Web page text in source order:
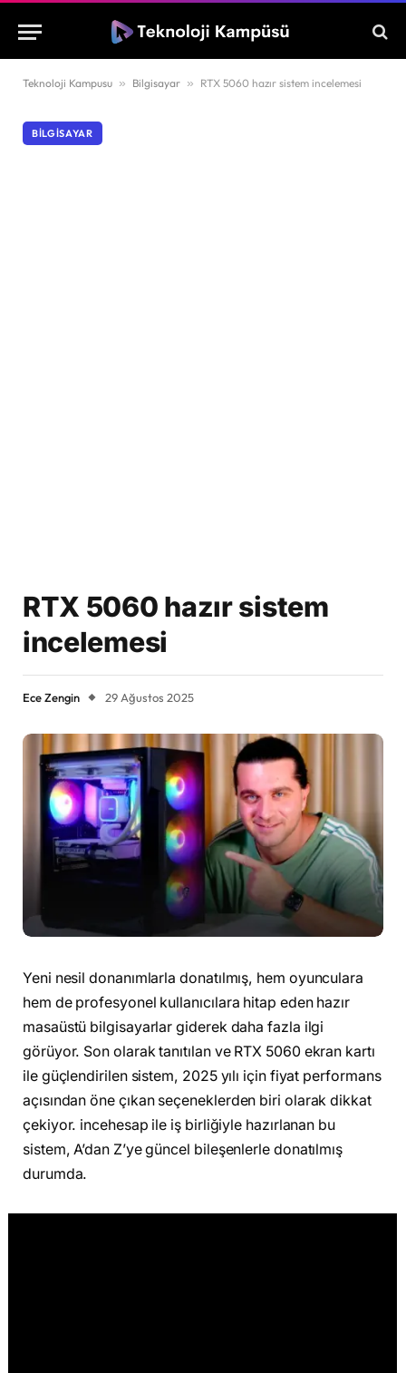
Teknoloji Kampusu » Bilgisayar » RTX 5060 hazır sistem incelemesi
BILGISAYAR
RTX 5060 hazır sistem
incelemesi
Ece Zengin 29 Ağustos 2025
Yeni nesil donanımlarla donatılmış, hem oyunculara
hem de profesyonel kullanıcılara hitap eden hazır
masaüstü bilgisayarlar giderek daha fazla ilgi
görüyor. Son olarak tanıtılan ve RTX 5060 ekran kartı
ile güçlendirilen sistem, 2025 yılı için fiyat performans
açısından öne çıkan seçeneklerden biri olarak dikkat
çekiyor. incehesap ile iş birliğiyle hazırlanan bu
sistem, A’dan Z’ye güncel bileşenlerle donatılmış
durumda.